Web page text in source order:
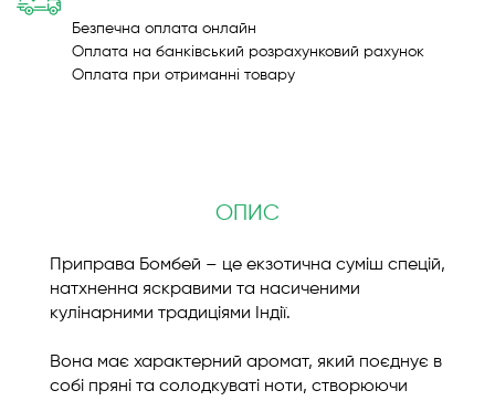
Безпечна оплата онлайн
Оплата на банківський розрахунковий рахунок
Оплата при отриманні товару
ОПИС
Приправа Бомбей – це екзотична суміш спецій,
натхненна яскравими та насиченими
кулінарними традиціями Індії.
Вона має характерний аромат, який поєднує в
собі пряні та солодкуваті ноти, створюючи